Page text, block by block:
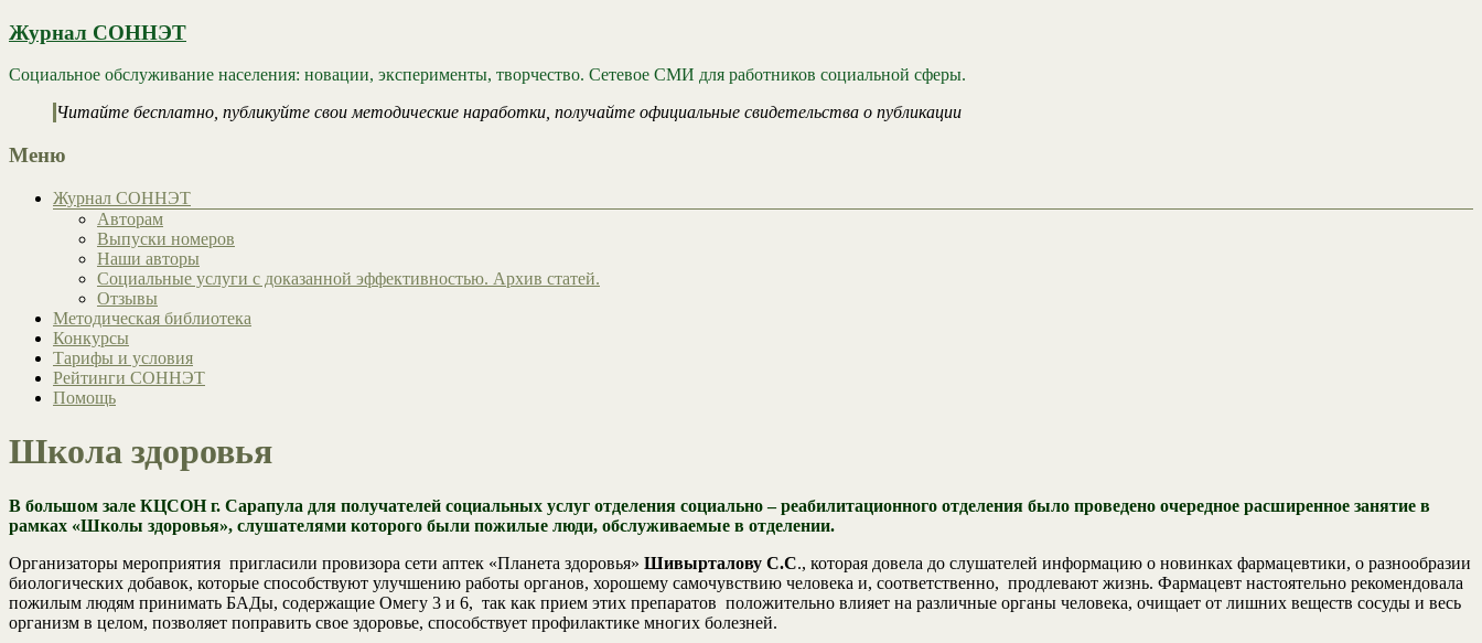
Журнал СОННЭТ
Социальное обслуживание населения: новации, эксперименты, творчество. Сетевое СМИ для работников социальной сферы.
Читайте бесплатно, публикуйте свои методические наработки, получайте официальные свидетельства о публикации
Меню
Журнал СОННЭТ
Авторам
Выпуски номеров
Наши авторы
Социальные услуги с доказанной эффективностью. Архив статей.
Отзывы
Методическая библиотека
Конкурсы
Тарифы и условия
Рейтинги СОННЭТ
Помощь
Школа здоровья
В большом зале КЦСОН г. Сарапула для получателей социальных услуг отделения социально – реабилитационного отделения было проведено очередное расширенное занятие в
рамках «Школы здоровья», слушателями которого были пожилые люди, обслуживаемые в отделении.
Организаторы мероприятия пригласили провизора сети аптек «Планета здоровья» Шивырталову С.С., которая довела до слушателей информацию о новинках фармацевтики, о разнообразии
биологических добавок, которые способствуют улучшению работы органов, хорошему самочувствию человека и, соответственно, продлевают жизнь. Фармацевт настоятельно рекомендовала
пожилым людям принимать БАДы, содержащие Омегу 3 и 6, так как прием этих препаратов положительно влияет на различные органы человека, очищает от лишних веществ сосуды и весь
организм в целом, позволяет поправить свое здоровье, способствует профилактике многих болезней.